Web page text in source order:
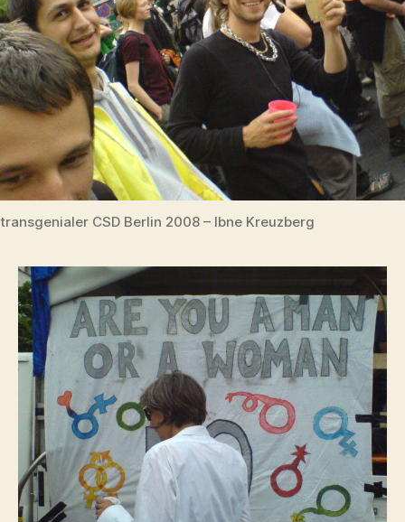
transgenialer CSD Berlin 2008 – Ibne Kreuzberg